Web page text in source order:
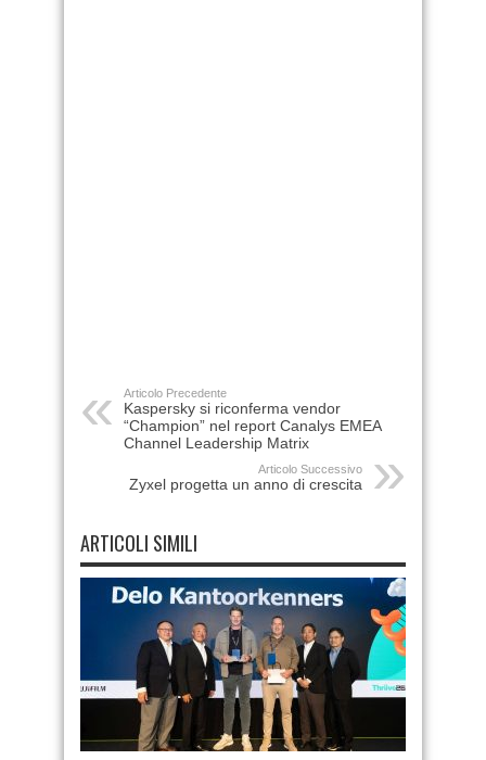
Articolo Precedente
Kaspersky si riconferma vendor
“Champion” nel report Canalys EMEA
Channel Leadership Matrix
Articolo Successivo
Zyxel progetta un anno di crescita
ARTICOLI SIMILI